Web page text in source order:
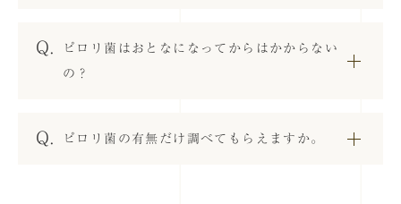
ピロリ菌はおとなになってからはかからない
の？
ピロリ菌の有無だけ調べてもらえますか。